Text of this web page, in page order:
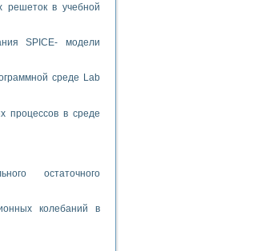
среде LabVIEW
им. Н.И. Лобачевского
решеток в учебной
SPICE- модели
среде Lab
процессов в среде
остаточного
колебаний в